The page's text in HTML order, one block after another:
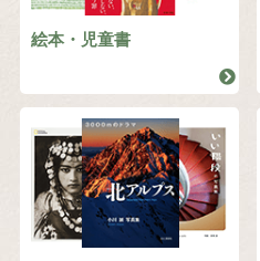
絵本・児童書